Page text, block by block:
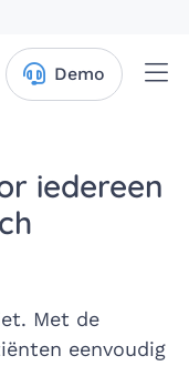
Demo
iedereen
Met de
eenvoudig